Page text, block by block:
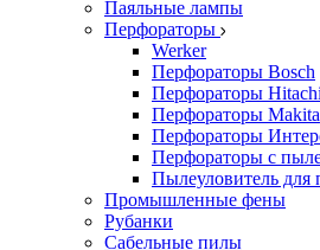
Паяльные лампы
Перфораторы
Werker
Перфораторы Bosch
Перфораторы Hitachi
Перфораторы Makita
Перфораторы
Перфораторы с
Пылеуловитель для
Промышленные фены
Рубанки
Сабельные пилы